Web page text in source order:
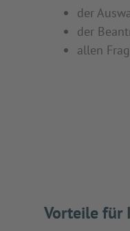
der
der
allen
Vorteile für